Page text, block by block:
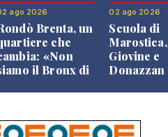
ago 2026
Brenta, un
che
«Non
il Bronx di
02 ago 2026
Scuola di
Marostica,
Giovine e
Donazzan